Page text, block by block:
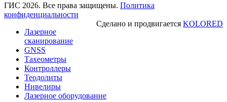
ГИС 2026. Все права защищены. Политика
конфиденциальности
Сделано и продвигается KOLORED
Лазерное
сканирование
GNSS
Тахеометры
Контроллеры
Теодолиты
Нивелиры
Лазерное оборудование